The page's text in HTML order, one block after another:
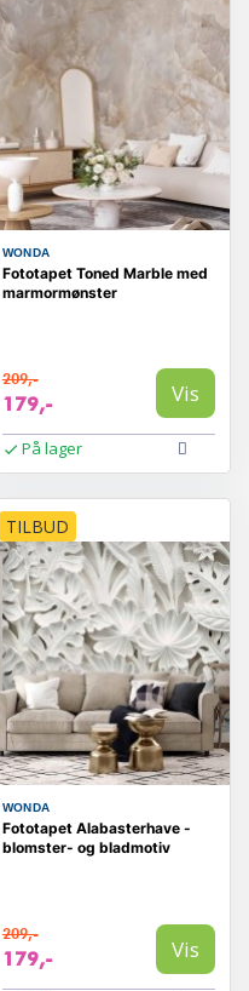
WONDA
Fototapet Toned Marble med
marmormønster
209,-
179,- Vis
På lager
TILBUD
WONDA
Fototapet Alabasterhave -
blomster- og bladmotiv
209,-
179,- Vis